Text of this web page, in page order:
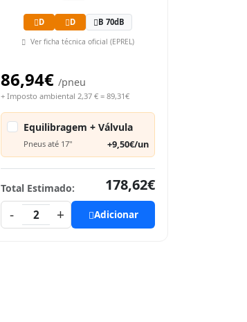
D D B 70dB
Ver ficha técnica oficial (EPREL)
86,94€ /pneu
+ Imposto ambiental 2,37 € = 89,31€
Equilibragem + Válvula
Pneus até 17" +9,50€/un
Total Estimado:
178,62€
-
2 + Adicionar